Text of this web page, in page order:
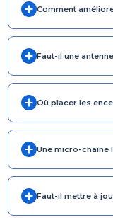
Comment
Faut-il une
Où placer les
Une micro-chaîne
Faut-il mettre à